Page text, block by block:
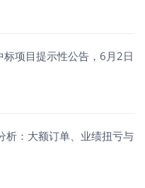
项目提示性公告，6月2日
：大额订单、业绩扭亏与